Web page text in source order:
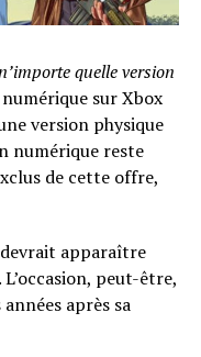
quelle version
sur Xbox
version physique
numérique reste
de cette offre,
apparaître
peut-être,
après sa